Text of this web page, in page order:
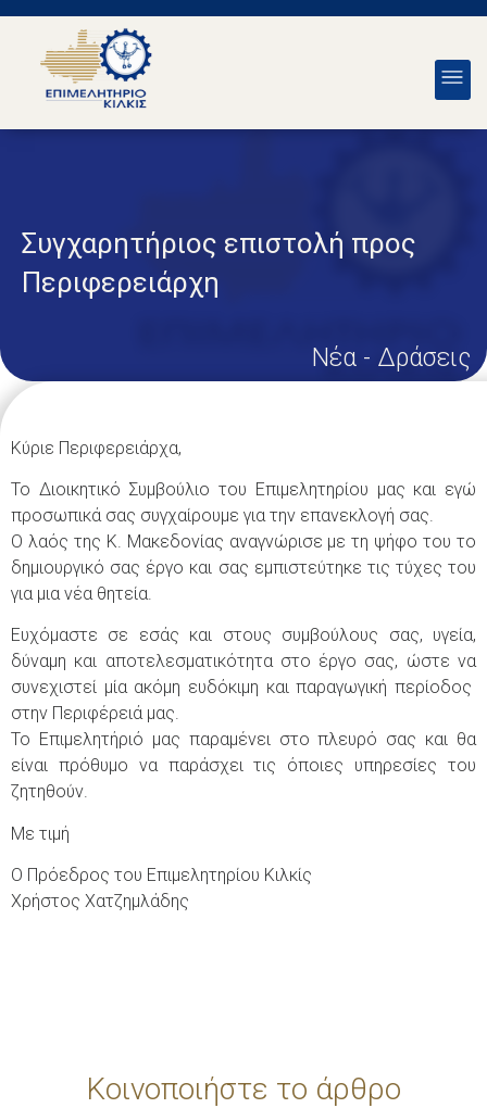
Συγχαρητήριος επιστολή προς
Περιφερειάρχη
Νέα - Δράσεις
Κύριε Περιφερειάρχα,
Το Διοικητικό Συμβούλιο του Επιμελητηρίου μας και εγώ
προσωπικά σας συγχαίρουμε για την επανεκλογή σας.
Ο λαός της Κ. Μακεδονίας αναγνώρισε με τη ψήφο του το
δημιουργικό σας έργο και σας εμπιστεύτηκε τις τύχες του
για μια νέα θητεία.
Ευχόμαστε σε εσάς και στους συμβούλους σας, υγεία,
δύναμη και αποτελεσματικότητα στο έργο σας, ώστε να
συνεχιστεί μία ακόμη ευδόκιμη και παραγωγική περίοδος
στην Περιφέρειά μας.
Το Επιμελητήριό μας παραμένει στο πλευρό σας και θα
είναι πρόθυμο να παράσχει τις όποιες υπηρεσίες του
ζητηθούν.
Με τιμή
Ο Πρόεδρος του Επιμελητηρίου Κιλκίς
Χρήστος Χατζημλάδης
Κοινοποιήστε το άρθρο